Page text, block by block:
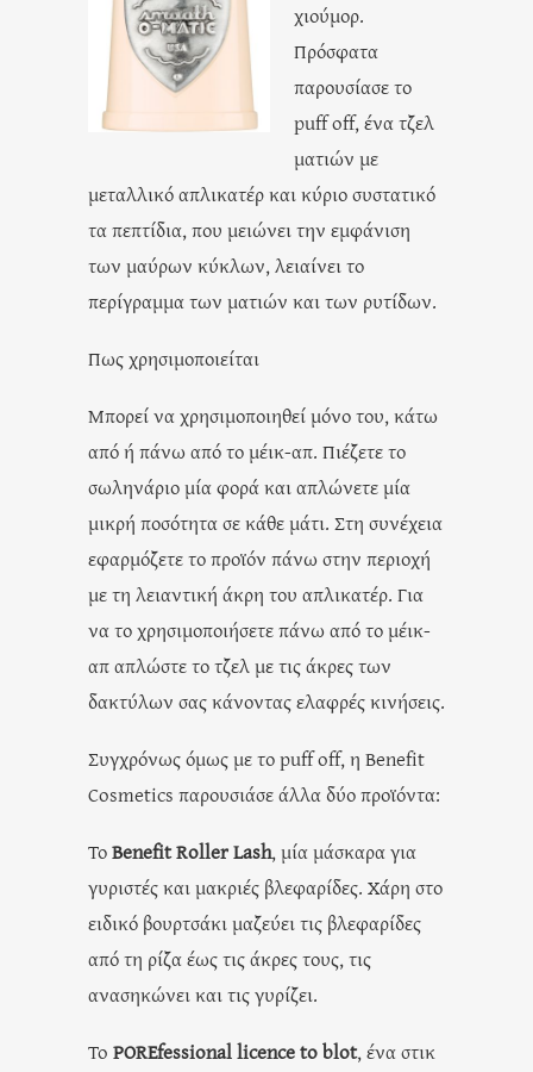
χιούμορ.
Πρόσφατα
παρουσίασε το
puff off, ένα τζελ
ματιών με
μεταλλικό απλικατέρ και κύριο συστατικό
τα πεπτίδια, που μειώνει την εμφάνιση
των μαύρων κύκλων, λειαίνει το
περίγραμμα των ματιών και των ρυτίδων.
Πως χρησιμοποιείται
Μπορεί να χρησιμοποιηθεί μόνο του, κάτω
από ή πάνω από το μέικ-απ. Πιέζετε το
σωληνάριο μία φορά και απλώνετε μία
μικρή ποσότητα σε κάθε μάτι. Στη συνέχεια
εφαρμόζετε το προϊόν πάνω στην περιοχή
με τη λειαντική άκρη του απλικατέρ. Για
να το χρησιμοποιήσετε πάνω από το μέικ-
απ απλώστε το τζελ με τις άκρες των
δακτύλων σας κάνοντας ελαφρές κινήσεις.
Συγχρόνως όμως με το puff off, η Benefit
Cosmetics παρουσιάσε άλλα δύο προϊόντα:
ΤοBenefit Roller Lash, μία μάσκαρα για
γυριστές και μακριές βλεφαρίδες. Χάρη στο
ειδικό βουρτσάκι μαζεύει τις βλεφαρίδες
από τη ρίζα έως τις άκρες τους, τις
ανασηκώνει και τις γυρίζει.
To POREfessional licence to blot, ένα στικ